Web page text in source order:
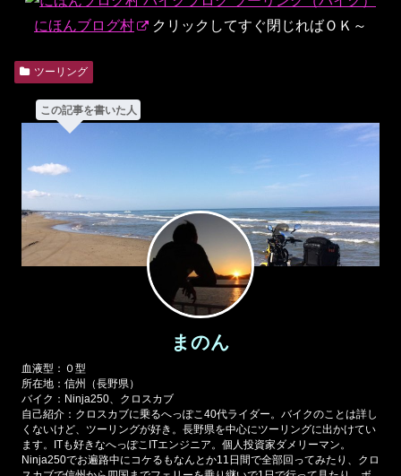
にほんブログ村 クリックしてすぐ閉じればＯＫ～
ツーリング
この記事を書いた人
まのん
血液型：０型
所在地：信州（長野県）
バイク：Ninja250、クロスカブ
自己紹介：クロスカブに乗るへっぽこ40代ライダー。バイクのことは詳し
くないけど、ツーリングが好き。長野県を中心にツーリングに出かけてい
ます。ITも好きなへっぽこITエンジニア。個人投資家ダメリーマン。
Ninja250でお遍路中にコケるもなんとか11日間で全部回ってみたり、クロ